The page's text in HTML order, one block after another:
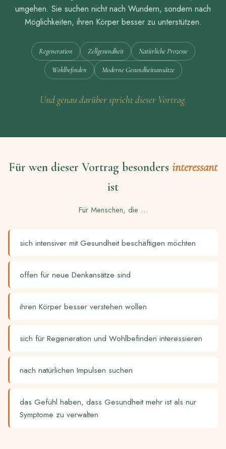
umgehen. Sie suchen nicht nach Wundern, sondern nach
Möglichkeiten, ihren Körper besser zu unterstützen.
Regeneration Zellgesundheit Natürliche Prozesse
Wohlbefinden Moderne Gesundheitsansätze
Und genau darüber spricht dieser Vortrag.
Für wen dieser Vortrag besonders interessant
ist
Für Menschen, die …
sich intensiver mit Gesundheit beschäftigen möchten
offen für neue Denkansätze sind
ihren Körper besser verstehen wollen
sich für Regeneration und Wohlbefinden interessieren
nach natürlichen Impulsen suchen
das Gefühl haben, dass Gesundheit mehr ist als nur
Symptome zu verwalten